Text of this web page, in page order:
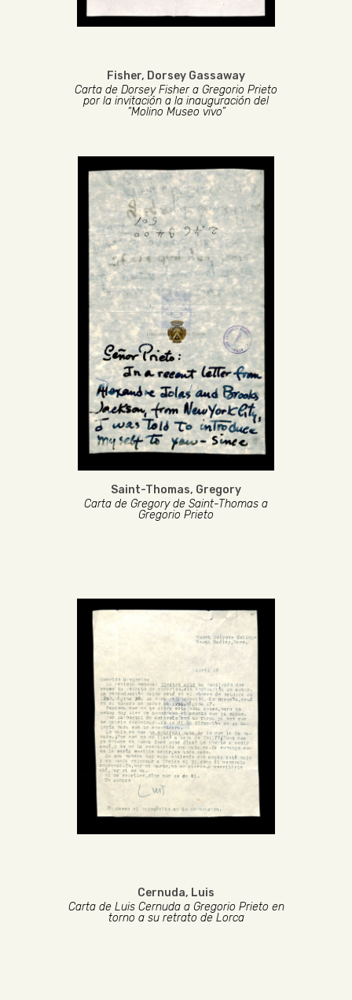
Fisher, Dorsey Gassaway
Carta de Dorsey Fisher a Gregorio Prieto
por la invitación a la inauguración del
“Molino Museo vivo”
Saint-Thomas, Gregory
Carta de Gregory de Saint-Thomas a
Gregorio Prieto
Cernuda, Luis
Carta de Luis Cernuda a Gregorio Prieto en
torno a su retrato de Lorca